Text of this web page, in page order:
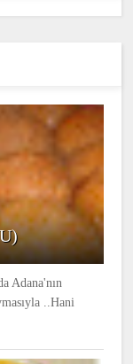
Adana'nın
..Hani